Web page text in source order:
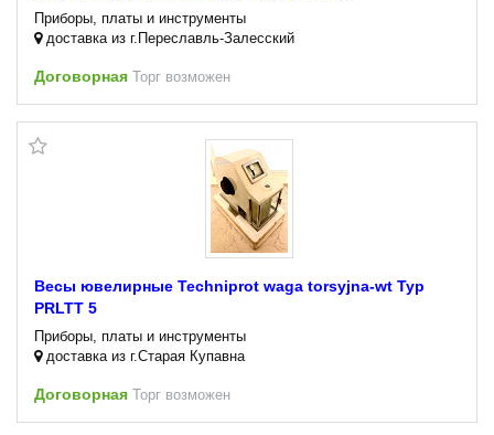
Приборы, платы и инструменты
доставка из г.Переславль-Залесский
Договорная Торг возможен
Весы ювелирные Techniprot waga torsyjna-wt Typ
PRLTT 5
Приборы, платы и инструменты
доставка из г.Старая Купавна
Договорная Торг возможен